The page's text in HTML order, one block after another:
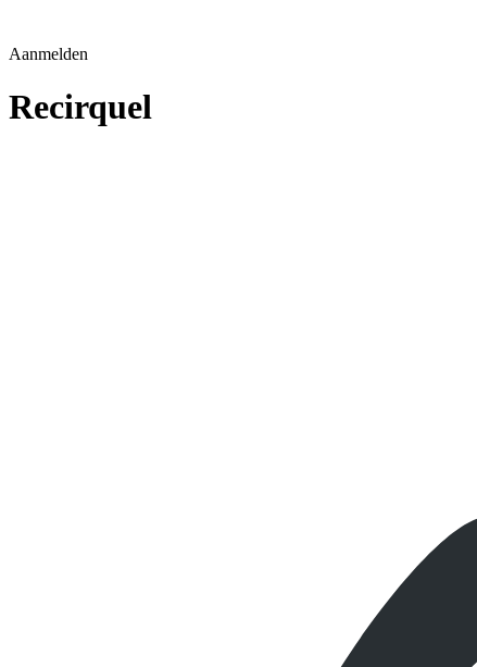
Aanmelden
Recirquel